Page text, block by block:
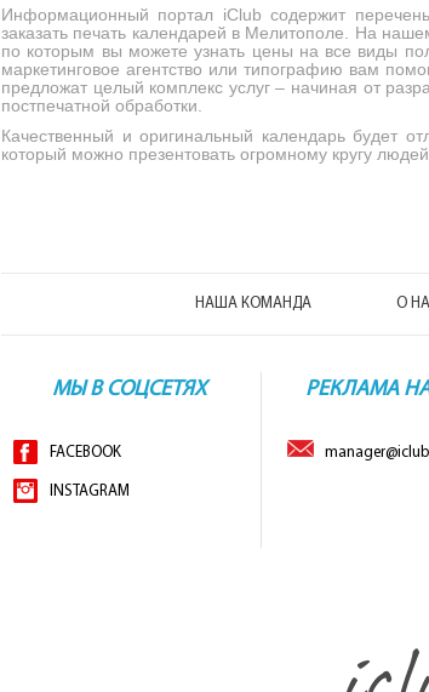
Информационный портал iClub содержит
заказать печать календарей в Мелитополе. На
по которым вы можете узнать цены на все виды
маркетинговое агентство или типографию вам
предложат целый комплекс услуг – начиная от
постпечатной обработки.
Качественный и оригинальный календарь будет
который можно презентовать огромному кругу
НАША КОМАНДА О
МЫ В СОЦСЕТЯХ
FACEBOOK
INSTAGRAM
РЕКЛАМА